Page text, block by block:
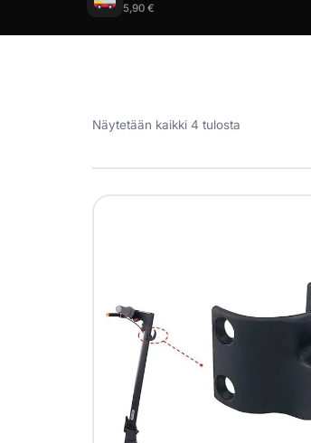
Lisävarusteet
Yhteystiedot
5,90 €
Näytetään kaikki 4 tulosta